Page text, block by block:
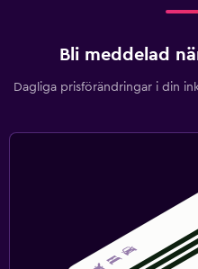
Strykservice
Tvätt-/kemtvättsservice
Torkställ för kläder
Uttag nära sängen
Bli meddelad
Dagliga prisförändringar i din